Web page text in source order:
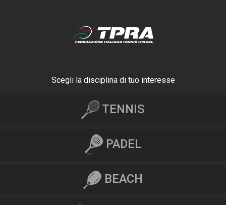
Scegli la disciplina di tuo interesse
TENNIS
PADEL
BEACH